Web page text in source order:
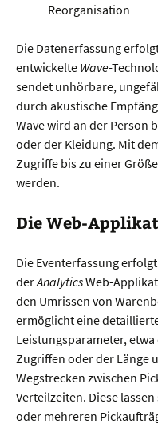
Reorganisation
Die Datenerfassung
entwickelte Wave-
sendet unhörbare,
durch akustische
Wave wird an der Person
oder der Kleidung. Mit
Zugriffe bis zu einer
werden.
Die Web-
Die Eventerfassung
derAnalyticsWeb-
den Umrissen von
ermöglicht eine
Leistungsparameter,
Zugriffen oder der Länge
Wegstrecken zwischen
Verteilzeiten. Diese
oder mehreren